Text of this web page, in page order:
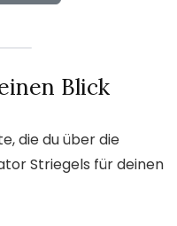
Blick
die du über die
Striegels für deinen